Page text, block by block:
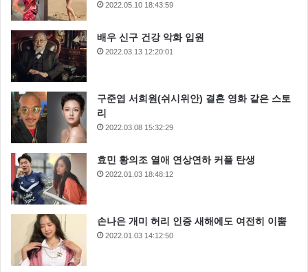
2022.05.10 18:43:59
배우 신구 건강 악화 입원
2022.03.13 12:20:01
구준엽 서희원(쉬시위안) 결혼 영화 같은 스토
리
2022.03.08 15:32:29
효민 황의조 열애 연상연하 커플 탄생
2022.01.03 18:48:12
손나은 개미 허리 인증 새해에도 여전히 이뿜
2022.01.03 14:12:50